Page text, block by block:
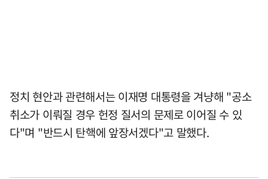
정치 현안과 관련해서는 이재명 대통령을 겨냥해 "공소
취소가 이뤄질 경우 헌정 질서의 문제로 이어질 수 있
다"며 "반드시 탄핵에 앞장서겠다"고 말했다.